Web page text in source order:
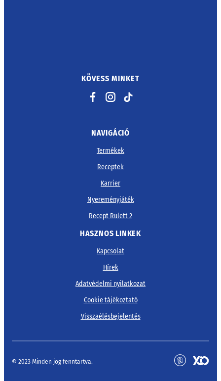
KÖVESS MINKET
Facebook Instagram TikTok
NAVIGÁCIÓ
Termékek
Receptek
Karrier
Nyereményjáték
Recept Rulett 2
HASZNOS LINKEK
Kapcsolat
Hírek
Adatvédelmi nyilatkozat
Cookie tájékoztató
Visszaélésbejelentés
© 2023 Minden jog fenntartva.